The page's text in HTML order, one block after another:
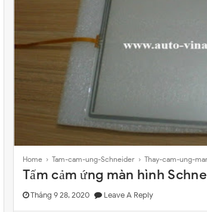
SA-102A
PC-Panel LCP-104
TouchWin TGA63
Home › Tam-cam-ung-Schneider › Thay-cam-ung-
Tấm cảm ứng màn hình
Tháng 9 28, 2020 Leave A Reply